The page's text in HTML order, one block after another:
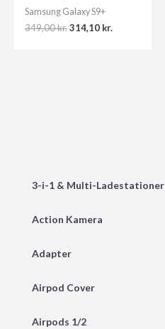
3-i-1 & Multi-Ladestationer
Action Kamera
Adapter
Airpod Cover
Airpods 1/2
Samsung Galaxy S9+
349,00kr.Original
314,10 kr.